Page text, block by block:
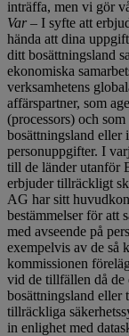
inträffa, men vi gör
Var– I syfte att
hända att dina
ditt bosättningsland
ekonomiska
verksamhetens
affärspartner, som
(processors) och
bosättningsland eller
personuppgifter. I
till de länder utanför
erbjuder tillräckligt
AG har sitt
bestämmelser för att
med avseende på
exempelvis av de så
kommissionen
vid de tillfällen då de
bosättningsland eller
tillräckliga
in enlighet med